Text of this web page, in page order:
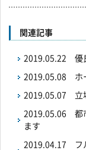
関連記事
2019.05.22 優
2019.05.08 ホ
2019.05.07 立
2019.05.06 都
ます
2019.04.17
フ